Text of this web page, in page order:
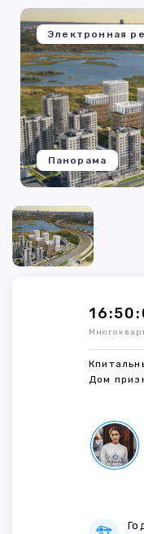
Электронная
Панорама
Дом